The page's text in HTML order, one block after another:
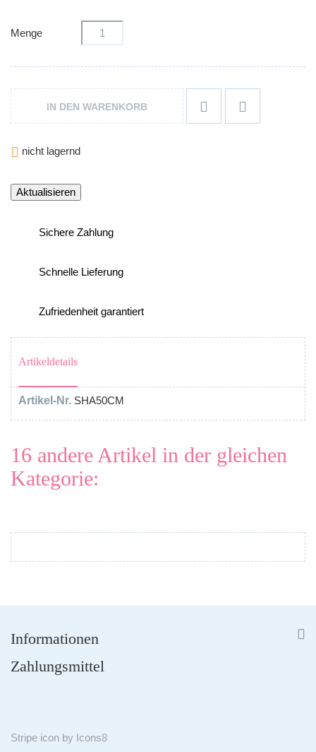
Menge
IN DEN WARENKORB  
 nicht lagernd
Sichere Zahlung
Schnelle Lieferung
Zufriedenheit garantiert
Artikeldetails
Artikel-Nr. SHA50CM
16 andere Artikel in der gleichen
Kategorie:
Informationen 

Zahlungsmittel
Stripe icon by Icons8